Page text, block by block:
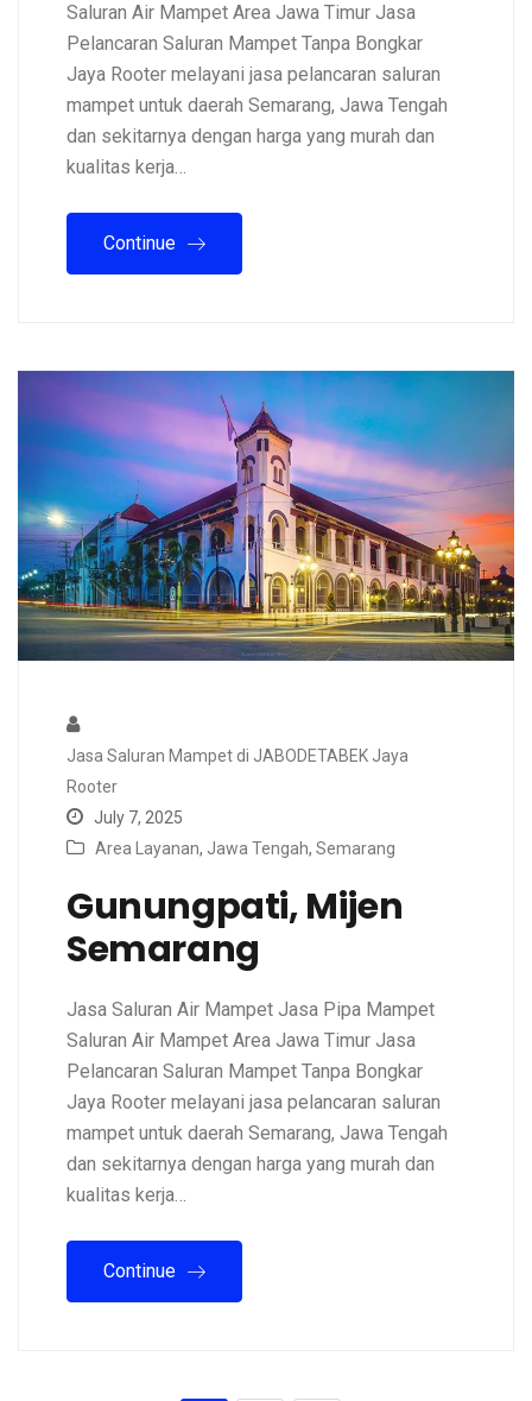
Saluran Air Mampet Area Jawa Timur Jasa
Pelancaran Saluran Mampet Tanpa Bongkar
Jaya Rooter melayani jasa pelancaran saluran
mampet untuk daerah Semarang, Jawa Tengah
dan sekitarnya dengan harga yang murah dan
kualitas kerja…
Continue
Jasa Saluran Mampet di JABODETABEK Jaya
Rooter
July 7, 2025
Area Layanan, Jawa Tengah, Semarang
Gunungpati, Mijen
Semarang
Jasa Saluran Air Mampet Jasa Pipa Mampet
Saluran Air Mampet Area Jawa Timur Jasa
Pelancaran Saluran Mampet Tanpa Bongkar
Jaya Rooter melayani jasa pelancaran saluran
mampet untuk daerah Semarang, Jawa Tengah
dan sekitarnya dengan harga yang murah dan
kualitas kerja…
Continue